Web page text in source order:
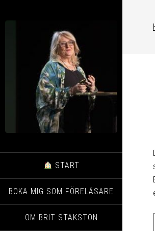
START
BOKA MIG SOM FÖRELÄSARE
OM BRIT STAKSTON